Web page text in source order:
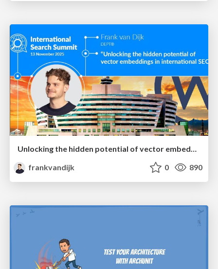
Unlocking the hidden potential of vector embeddings in international SEO
frankvandijk
0 890